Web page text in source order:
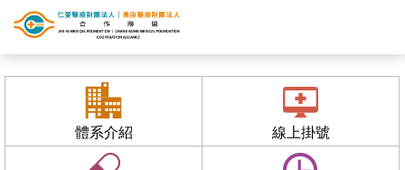
體系介紹 線上掛號